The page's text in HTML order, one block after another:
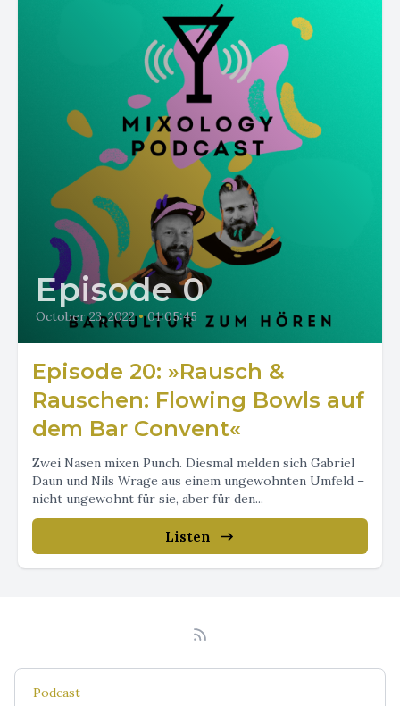
Episode 0
October 23, 2022 • 01:05:45
Episode 20: »Rausch &
Rauschen: Flowing Bowls auf
dem Bar Convent«
Zwei Nasen mixen Punch. Diesmal melden sich Gabriel
Daun und Nils Wrage aus einem ungewohnten Umfeld –
nicht ungewohnt für sie, aber für den...
Listen
Podcast